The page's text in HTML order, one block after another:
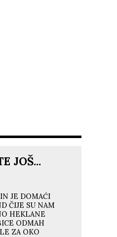
JOŠ...
JE DOMAĆI
ČIJE SU NAM
HEKLANE
ODMAH
ZA OKO